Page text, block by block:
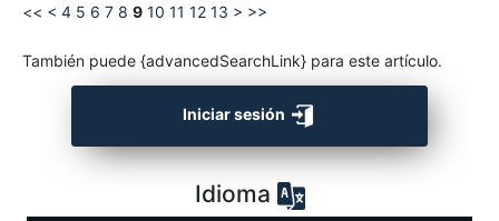
<< < 4 5 6 7 8 9 10 11 12 13 > >>
También puede {advancedSearchLink} para este artículo.
Iniciar sesión
Idioma